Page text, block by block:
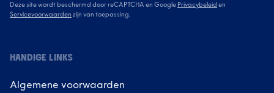
Deze site wordt beschermd door reCAPTCHA en Google Privacybeleid en
Servicevoorwaarden zijn van toepassing.
HANDIGE LINKS
Algemene voorwaarden